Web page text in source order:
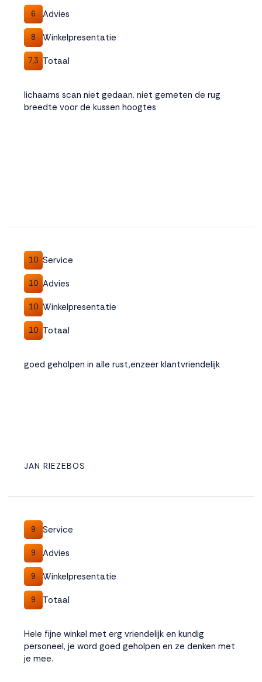
6 Advies
8 Winkelpresentatie
7,3 Totaal
lichaams scan niet gedaan. niet gemeten de rug
breedte voor de kussen hoogtes
10 Service
10 Advies
10 Winkelpresentatie
10 Totaal
goed geholpen in alle rust,enzeer klantvriendelijk
JAN RIEZEBOS
9 Service
9 Advies
9 Winkelpresentatie
9 Totaal
Hele fijne winkel met erg vriendelijk en kundig
personeel, je word goed geholpen en ze denken met
je mee.